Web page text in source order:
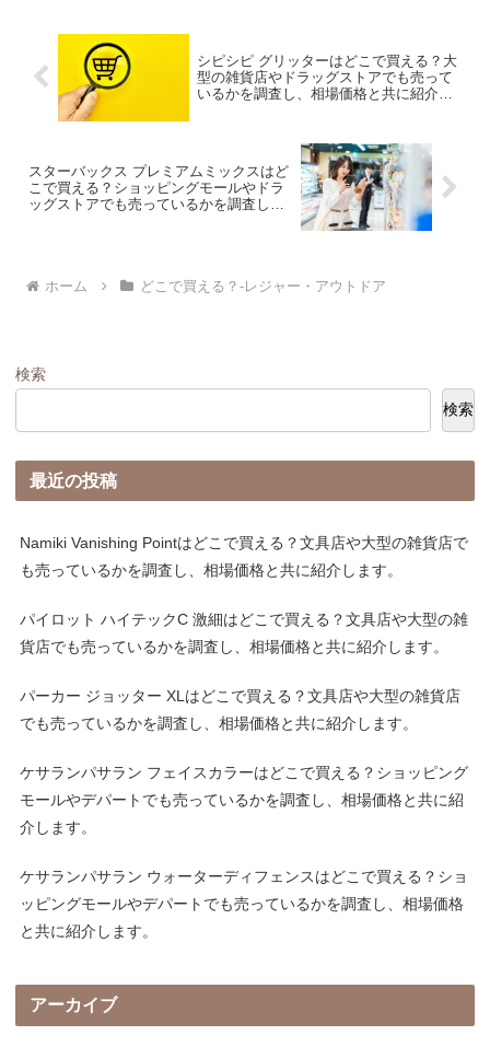
シピシピ グリッターはどこで買える？大
型の雑貨店やドラッグストアでも売って
いるかを調査し、相場価格と共に紹介し
スターバックス プレミアムミックスはど
こで買える？ショッピングモールやドラ
ッグストアでも売っているかを調査し、
ホーム どこで買える？-レジャー・アウトドア
検索
検索
最近の投稿
Namiki Vanishing Pointはどこで買える？文具店や大型の雑貨店で
も売っているかを調査し、相場価格と共に紹介します。
パイロット ハイテックC 激細はどこで買える？文具店や大型の雑
貨店でも売っているかを調査し、相場価格と共に紹介します。
パーカー ジョッター XLはどこで買える？文具店や大型の雑貨店
でも売っているかを調査し、相場価格と共に紹介します。
ケサランパサラン フェイスカラーはどこで買える？ショッピング
モールやデパートでも売っているかを調査し、相場価格と共に紹
介します。
ケサランパサラン ウォーターディフェンスはどこで買える？ショ
ッピングモールやデパートでも売っているかを調査し、相場価格
と共に紹介します。
アーカイブ